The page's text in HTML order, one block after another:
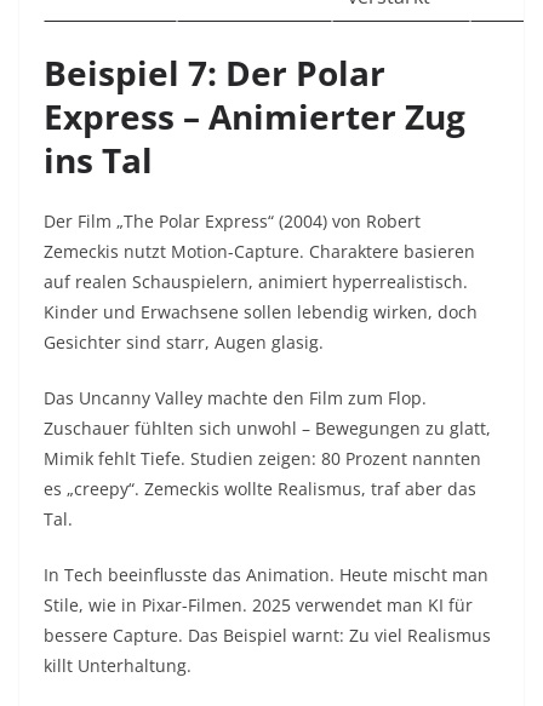
Beispiel 7: Der Polar
Express – Animierter Zug
ins Tal
Der Film „The Polar Express“ (2004) von Robert
Zemeckis nutzt Motion-Capture. Charaktere basieren
auf realen Schauspielern, animiert hyperrealistisch.
Kinder und Erwachsene sollen lebendig wirken, doch
Gesichter sind starr, Augen glasig.​
Das Uncanny Valley machte den Film zum Flop.
Zuschauer fühlten sich unwohl – Bewegungen zu glatt,
Mimik fehlt Tiefe. Studien zeigen: 80 Prozent nannten
es „creepy“. Zemeckis wollte Realismus, traf aber das
Tal.​
In Tech beeinflusste das Animation. Heute mischt man
Stile, wie in Pixar-Filmen. 2025 verwendet man KI für
bessere Capture. Das Beispiel warnt: Zu viel Realismus
killt Unterhaltung.​